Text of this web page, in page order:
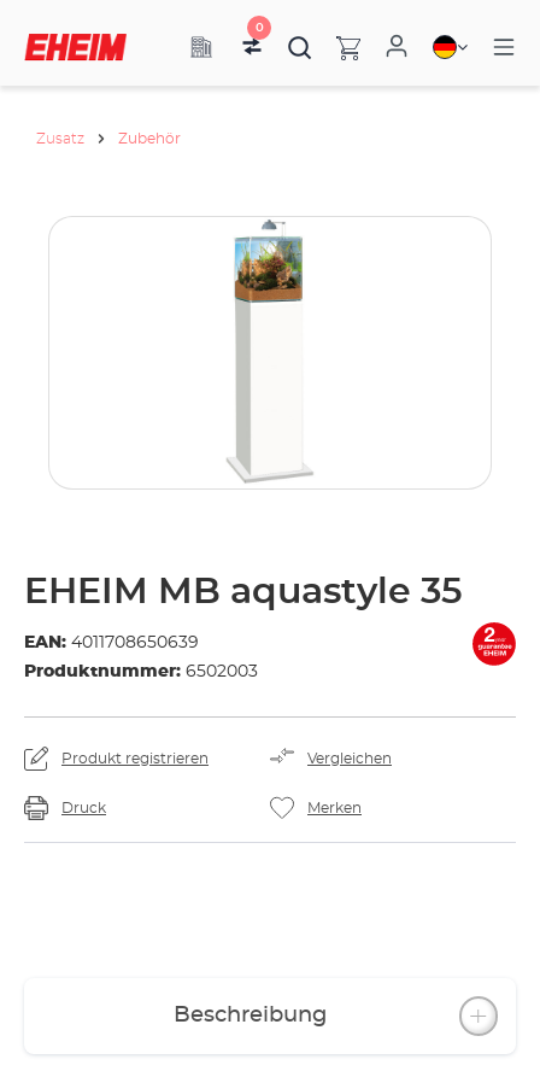
0
Zusatz Zubehör
EHEIM MB aquastyle 35
EAN: 4011708650639
Produktnummer: 6502003
Produkt registrieren Vergleichen
Druck Merken
Beschreibung